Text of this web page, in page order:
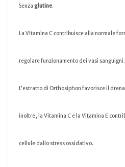
Senza glutine.
La Vitamina C contribuisce alla normale
regolare funzionamento dei vasi
L’estratto di Orthosiphon favorisce il
inoltre, la Vitamina C e la Vitamina E
cellule dallo stress ossidativo.